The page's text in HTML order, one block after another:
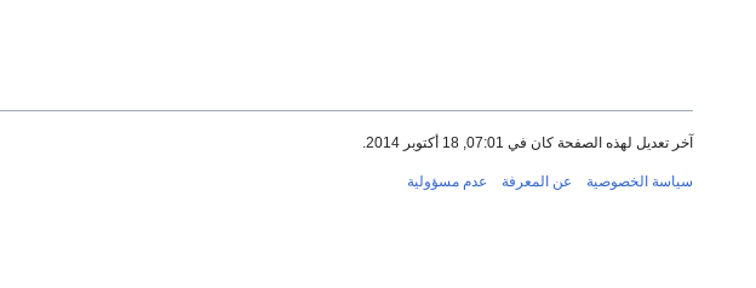
آخر تعديل لهذه الصفحة كان في 07:01, 18 أكتوبر 2014.
سياسة الخصوصية عن المعرفة عدم مسؤولية